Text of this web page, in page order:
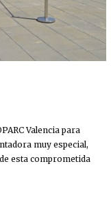
Valencia para
muy especial,
esta comprometida